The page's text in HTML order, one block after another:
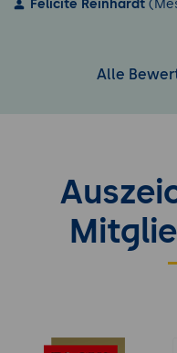
Felicite Reinhardt
Alle